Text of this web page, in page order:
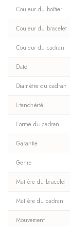
Couleur du boîtier
Couleur du bracelet
Couleur du cadran
Date
Diamètre du cadran
Etanchéité
Forme du cadran
Garantie
Genre
Matière du bracelet
Matière du cadran
Mouvement